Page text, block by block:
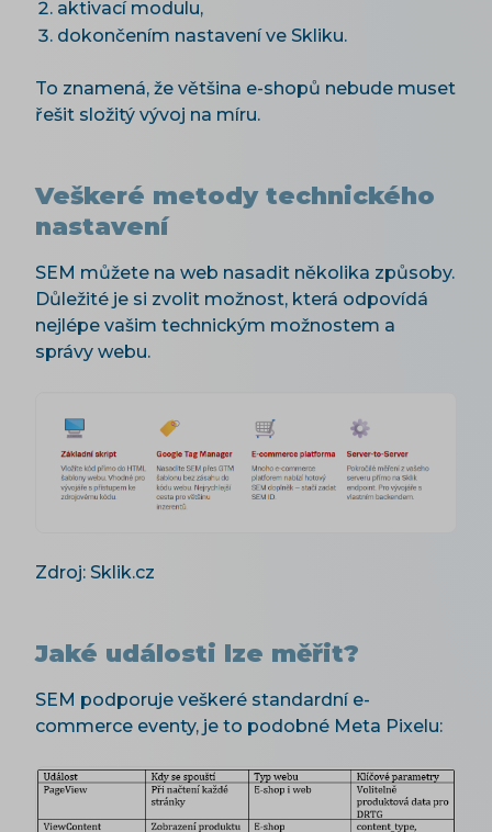
aktivací modulu,
dokončením nastavení ve Skliku.
To znamená, že většina e-shopů nebude muset
řešit složitý vývoj na míru.
Veškeré metody technického
nastavení
SEM můžete na web nasadit několika způsoby.
Důležité je si zvolit možnost, která odpovídá
nejlépe vašim technickým možnostem a
správy webu.
Zdroj: Sklik.cz
Jaké události lze měřit?
SEM podporuje veškeré standardní e-
commerce eventy, je to podobné Meta Pixelu: